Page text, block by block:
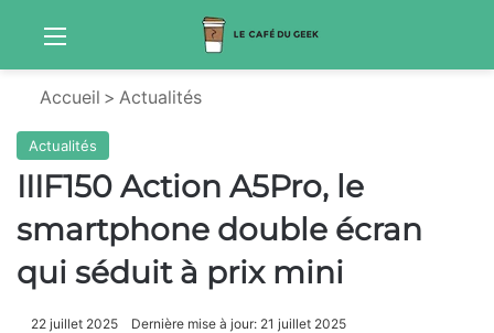
Menu
Accueil > Actualités
Actualités
IIIF150 Action A5Pro, le
smartphone double écran
qui séduit à prix mini
22 juillet 2025 Dernière mise à jour: 21 juillet 2025